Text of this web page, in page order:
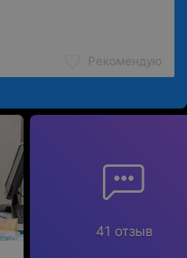
Рекомендую
41 отзыв